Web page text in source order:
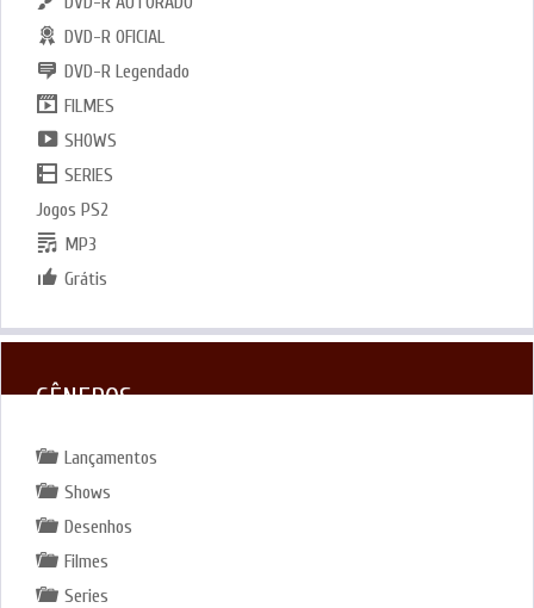
DVD-R OFICIAL
DVD-R Legendado
FILMES
SHOWS
SERIES
Jogos PS2
MP3
Grátis
GÊNEROS
Lançamentos
Shows
Desenhos
Filmes
Series